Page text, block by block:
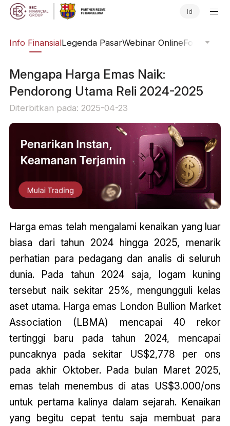
Id
Info FinansialLegenda PasarWebinar OnlineFokus
Mengapa Harga Emas Naik:
Pendorong Utama Reli 2024-2025
Diterbitkan pada: 2025-04-23
Harga emas telah mengalami kenaikan yang luar
biasa dari tahun 2024 hingga 2025, menarik
perhatian para pedagang dan analis di seluruh
dunia. Pada tahun 2024 saja, logam kuning
tersebut naik sekitar 25%, mengungguli kelas
aset utama. Harga emas London Bullion Market
Association (LBMA) mencapai 40 rekor
tertinggi baru pada tahun 2024, mencapai
puncaknya pada sekitar US$2,778 per ons
pada akhir Oktober. Pada bulan Maret 2025,
emas telah menembus di atas US$3.000/ons
untuk pertama kalinya dalam sejarah. Kenaikan
yang begitu cepat tentu saja membuat para